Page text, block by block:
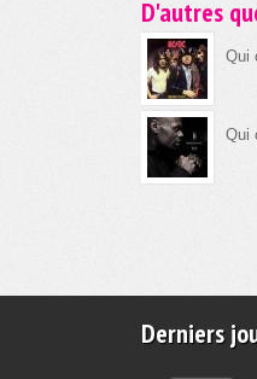
D'autres
Qui
Qui
Derniers